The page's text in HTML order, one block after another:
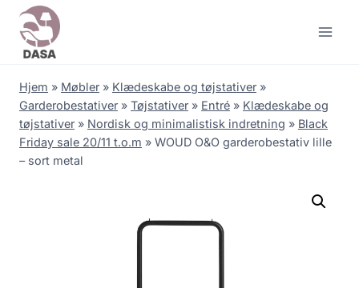
Skip
content
Hjem » Møbler » Klædeskabe og tøjstativer »
Garderobestativer » Tøjstativer » Entré » Klædeskabe og
tøjstativer » Nordisk og minimalistisk indretning » Black
Friday sale 20/11 t.o.m » WOUD O&O garderobestativ lille
– sort metal